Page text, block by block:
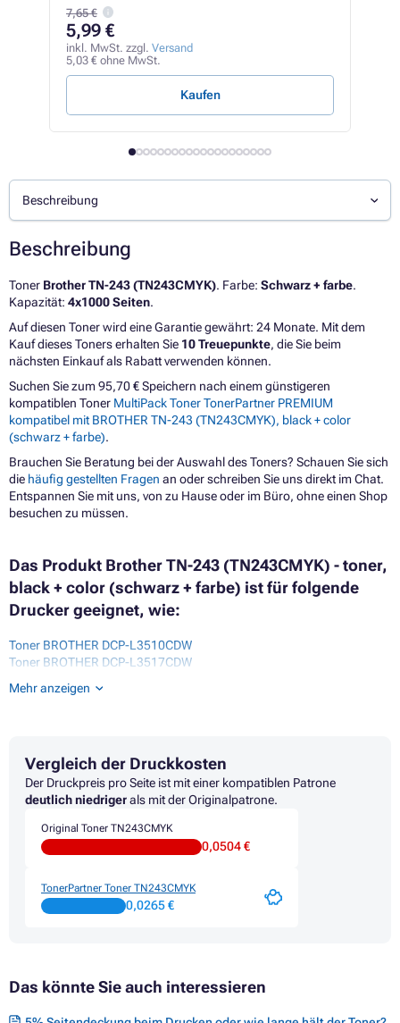
7,65 €
5,99 €
inkl. MwSt. zzgl. Versand
5,03 € ohne MwSt.
Kaufen
Beschreibung
Beschreibung
Toner Brother TN-243 (TN243CMYK). Farbe: Schwarz + farbe.
Kapazität: 4x1000 Seiten.
Auf diesen Toner wird eine Garantie gewährt: 24 Monate. Mit dem
Kauf dieses Toners erhalten Sie 10 Treuepunkte, die Sie beim
nächsten Einkauf als Rabatt verwenden können.
Suchen Sie zum 95,70 € Speichern nach einem günstigeren
kompatiblen Toner MultiPack Toner TonerPartner PREMIUM
kompatibel mit BROTHER TN-243 (TN243CMYK), black + color
(schwarz + farbe).
Brauchen Sie Beratung bei der Auswahl des Toners? Schauen Sie sich
die häufig gestellten Fragen an oder schreiben Sie uns direkt im Chat.
Entspannen Sie mit uns, von zu Hause oder im Büro, ohne einen Shop
besuchen zu müssen.
Das Produkt Brother TN-243 (TN243CMYK) - toner,
black + color (schwarz + farbe) ist für folgende
Drucker geeignet, wie:
Toner BROTHER DCP-L3510CDW
Toner BROTHER DCP-L3517CDW
Toner BROTHER DCP-L3550CDW
Toner BROTHER DCP-L3551CDW
Toner BROTHER HL-L3270CDW
Toner BROTHER HL-L3290CDW
Toner BROTHER MFC-L3710CW
Toner BROTHER MFC-L3750CDW
Toner BROTHER MFC-L3770CDW
Mehr anzeigen
Vergleich der Druckkosten
Der Druckpreis pro Seite ist mit einer kompatiblen Patrone
deutlich niedrigerals mit der Originalpatrone.
Original Toner TN243CMYK
0,0504 €
TonerPartner Toner TN243CMYK
0,0265 €
Das könnte Sie auch interessieren